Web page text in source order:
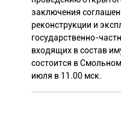
заключения
реконструкции и
государственно-
входящих в состав
состоится в
июля в 11.00 мск.